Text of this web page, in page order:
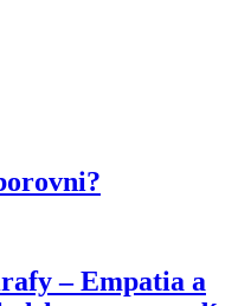
– Empatia a